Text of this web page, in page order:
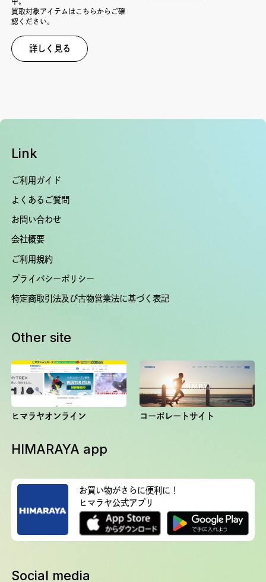
買取対象アイテムはこちらからご確
認ください。
詳しく見る
Link
ご利用ガイド
よくあるご質問
お問い合わせ
会社概要
ご利用規約
プライバシーポリシー
特定商取引法及び古物営業法に基づく表記
Other site
ヒマラヤオンライン コーポレートサイト
HIMARAYA app
お買い物がさらに便利に！
ヒマラヤ公式アプリ
Social media